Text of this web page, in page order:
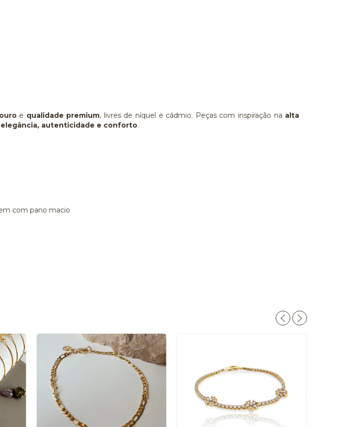
e qualidade premium, livres de níquel e cádmio. Peças com inspiração na alta
elegância, autenticidade e conforto.
com pano macio